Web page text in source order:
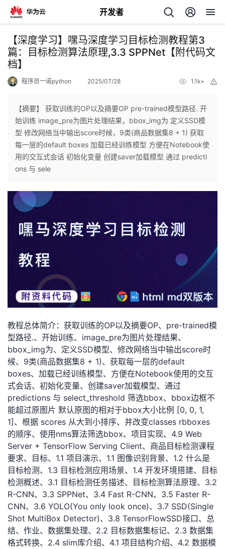
开发者
返
回
个
人
主
页
我
的
开
我
的
客
我
论
坛
的
圈
子
我
的
直
播
我
的
活
动
我
的
关
注
我
的
开
发
者
学
我
的
Programs
我
的
支
持
【深度学习】嘿马深度学习目标检测教程第3
篇：目标检测算法原理,3.3 SPPNet【附代码文
档】
程序员一诺python 2025/07/28 1.1k+
【摘要】 获取训练的OP以及摘要OP pre-trained模型路径. 开
始训练 image_pre为图片处理结果，bbox_img为 定义SSD模
型 修改网络当中输出score时候，9类(商品数据集8 + 1) 获取
每一层的default boxes 加载已经训练模型 方便在Notebook使
用的交互式会话 初始化变量 创建saver加载模型 通过 predicti
ons 与 sele
教程总体简介：获取训练的OP以及摘要OP、pre-trained模
型路径.、开始训练、image_pre为图片处理结果、
bbox_img为、定义SSD模型、修改网络当中输出score时
候、9类(商品数据集8 + 1)、获取每一层的default
boxes、加载已经训练模型、方便在Notebook使用的交互
式会话、初始化变量、创建saver加载模型、通过
predictions 与 select_threshold 筛选bbox、bbox边框不
能超过原图片 默认原图的相对于bbox大小比例 [0, 0, 1,
1]、根据 scores 从大到小排序、并改变classes rbboxes
的顺序、使用nms算法筛选bbox、项目实现、4.9 Web
Server + TensorFlow Serving Client、商品目标检测课程
要求、目标、1.1 项目演示、1.1 图像识别背景、1.2 什么是
目标检测、1.3 目标检测应用场景、1.4 开发环境搭建、目标
检测概述、3.1 目标检测任务描述、目标检测算法原理、3.2
R-CNN、3.3 SPPNet、3.4 Fast R-CNN、3.5 Faster R-
CNN、3.6 YOLO(You only look once)、3.7 SSD(Single
Shot MultiBox Detector)、3.8 TensorFlowSSD接口、总
结、作业、数据集处理、2.2 目标数据集标记、2.3 数据集
格式转换、2.4 slim库介绍、4.1 项目结构介绍、4.2 数据模